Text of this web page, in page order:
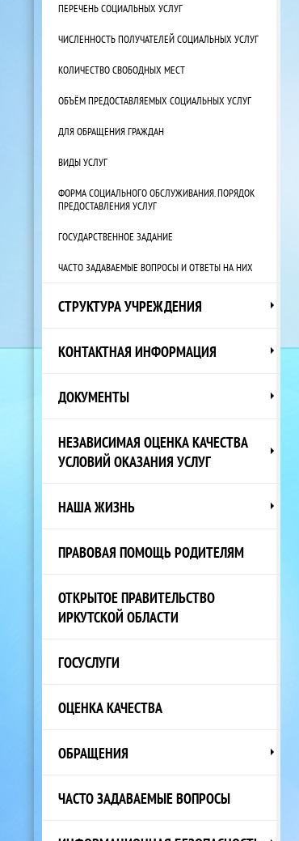
ПЕРЕЧЕНЬ СОЦИАЛЬНЫХ УСЛУГ
ЧИСЛЕННОСТЬ ПОЛУЧАТЕЛЕЙ СОЦИАЛЬНЫХ УСЛУГ
КОЛИЧЕСТВО СВОБОДНЫХ МЕСТ
ОБЪЁМ ПРЕДОСТАВЛЯЕМЫХ СОЦИАЛЬНЫХ УСЛУГ
ДЛЯ ОБРАЩЕНИЯ ГРАЖДАН
ВИДЫ УСЛУГ
ФОРМА СОЦИАЛЬНОГО ОБСЛУЖИВАНИЯ. ПОРЯДОК
ПРЕДОСТАВЛЕНИЯ УСЛУГ
ГОСУДАРСТВЕННОЕ ЗАДАНИЕ
ЧАСТО ЗАДАВАЕМЫЕ ВОПРОСЫ И ОТВЕТЫ НА НИХ
СТРУКТУРА УЧРЕЖДЕНИЯ
КОНТАКТНАЯ ИНФОРМАЦИЯ
ДОКУМЕНТЫ
НЕЗАВИСИМАЯ ОЦЕНКА КАЧЕСТВА
УСЛОВИЙ ОКАЗАНИЯ УСЛУГ
НАША ЖИЗНЬ
ПРАВОВАЯ ПОМОЩЬ РОДИТЕЛЯМ
ОТКРЫТОЕ ПРАВИТЕЛЬСТВО
ИРКУТСКОЙ ОБЛАСТИ
ГОСУСЛУГИ
ОЦЕНКА КАЧЕСТВА
ОБРАЩЕНИЯ
ЧАСТО ЗАДАВАЕМЫЕ ВОПРОСЫ